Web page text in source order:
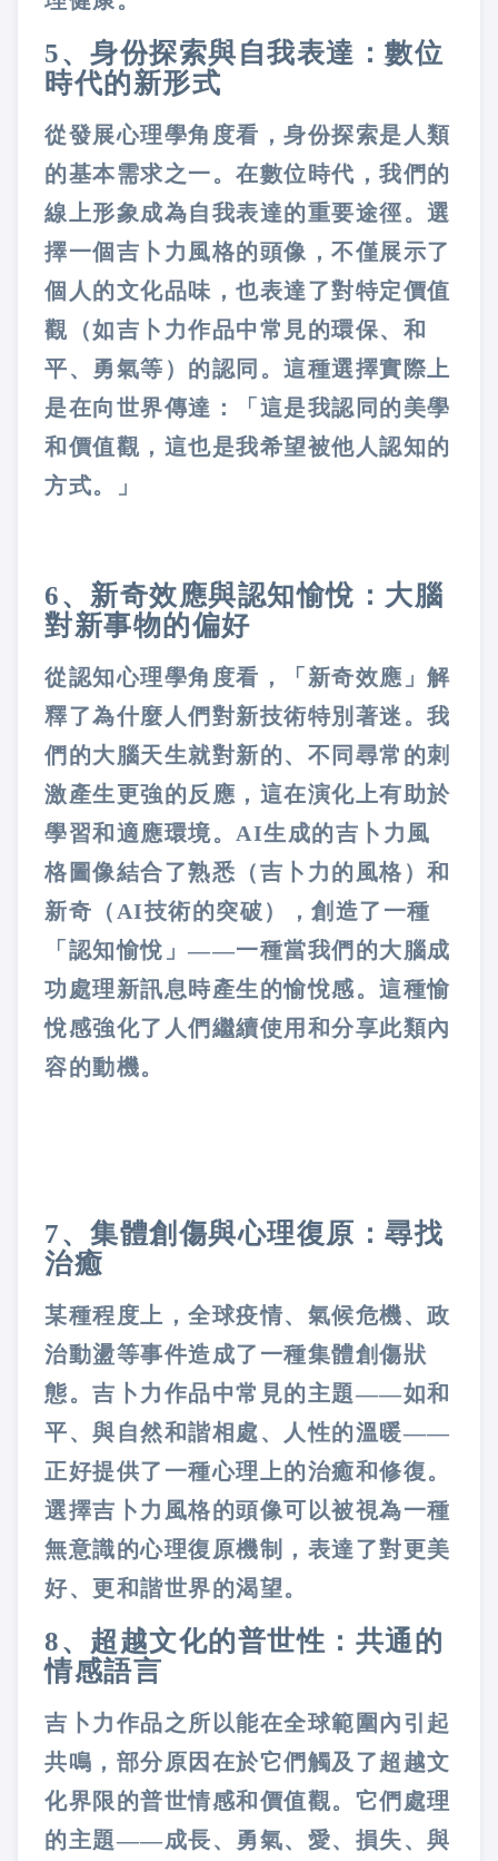
5、身份探索與自我表達：數位
時代的新形式
從發展心理學角度看，身份探索是人類
的基本需求之一。在數位時代，我們的
線上形象成為自我表達的重要途徑。選
擇一個吉卜力風格的頭像，不僅展示了
個人的文化品味，也表達了對特定價值
觀（如吉卜力作品中常見的環保、和
平、勇氣等）的認同。這種選擇實際上
是在向世界傳達：「這是我認同的美學
和價值觀，這也是我希望被他人認知的
方式。」
6、新奇效應與認知愉悅：大腦
對新事物的偏好
從認知心理學角度看，「新奇效應」解
釋了為什麼人們對新技術特別著迷。我
們的大腦天生就對新的、不同尋常的刺
激產生更強的反應，這在演化上有助於
學習和適應環境。AI生成的吉卜力風
格圖像結合了熟悉（吉卜力的風格）和
新奇（AI技術的突破），創造了一種
「認知愉悅」——一種當我們的大腦成
功處理新訊息時產生的愉悅感。這種愉
悅感強化了人們繼續使用和分享此類內
容的動機。
7、集體創傷與心理復原：尋找
治癒
某種程度上，全球疫情、氣候危機、政
治動盪等事件造成了一種集體創傷狀
態。吉卜力作品中常見的主題——如和
平、與自然和諧相處、人性的溫暖——
正好提供了一種心理上的治癒和修復。
選擇吉卜力風格的頭像可以被視為一種
無意識的心理復原機制，表達了對更美
好、更和諧世界的渴望。
8、超越文化的普世性：共通的
情感語言
吉卜力作品之所以能在全球範圍內引起
共鳴，部分原因在於它們觸及了超越文
化界限的普世情感和價值觀。它們處理
的主題——成長、勇氣、愛、損失、與